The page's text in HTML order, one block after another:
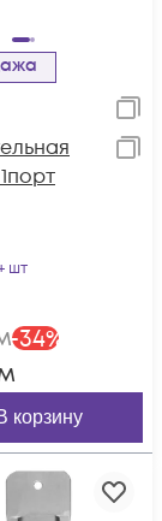
шт
-34%
корзину